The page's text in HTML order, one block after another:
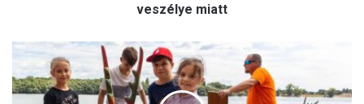
l
í
t
o
veszélye miatt
y